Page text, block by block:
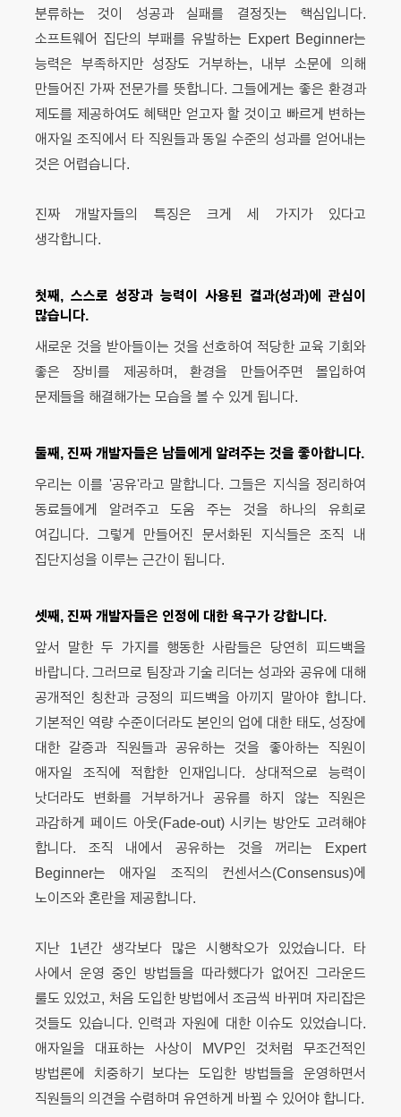
분류하는 것이 성공과 실패를 결정짓는 핵심입니다.
소프트웨어 집단의 부패를 유발하는 Expert Beginner는
능력은 부족하지만 성장도 거부하는, 내부 소문에 의해
만들어진 가짜 전문가를 뜻합니다. 그들에게는 좋은 환경과
제도를 제공하여도 혜택만 얻고자 할 것이고 빠르게 변하는
애자일 조직에서 타 직원들과 동일 수준의 성과를 얻어내는
것은 어렵습니다.
진짜 개발자들의 특징은 크게 세 가지가 있다고
생각합니다.
첫째, 스스로 성장과 능력이 사용된 결과(성과)에 관심이
많습니다.
새로운 것을 받아들이는 것을 선호하여 적당한 교육 기회와
좋은 장비를 제공하며, 환경을 만들어주면 몰입하여
문제들을 해결해가는 모습을 볼 수 있게 됩니다.
둘째, 진짜 개발자들은 남들에게 알려주는 것을 좋아합니다.
우리는 이를 '공유'라고 말합니다. 그들은 지식을 정리하여
동료들에게 알려주고 도움 주는 것을 하나의 유희로
여깁니다. 그렇게 만들어진 문서화된 지식들은 조직 내
집단지성을 이루는 근간이 됩니다.
셋째, 진짜 개발자들은 인정에 대한 욕구가 강합니다.
앞서 말한 두 가지를 행동한 사람들은 당연히 피드백을
바랍니다. 그러므로 팀장과 기술 리더는 성과와 공유에 대해
공개적인 칭찬과 긍정의 피드백을 아끼지 말아야 합니다.
기본적인 역량 수준이더라도 본인의 업에 대한 태도, 성장에
대한 갈증과 직원들과 공유하는 것을 좋아하는 직원이
애자일 조직에 적합한 인재입니다. 상대적으로 능력이
낫더라도 변화를 거부하거나 공유를 하지 않는 직원은
과감하게 페이드 아웃(Fade-out) 시키는 방안도 고려해야
합니다. 조직 내에서 공유하는 것을 꺼리는 Expert
Beginner는 애자일 조직의 컨센서스(Consensus)에
노이즈와 혼란을 제공합니다.
지난 1년간 생각보다 많은 시행착오가 있었습니다. 타
사에서 운영 중인 방법들을 따라했다가 없어진 그라운드
룰도 있었고, 처음 도입한 방법에서 조금씩 바뀌며 자리잡은
것들도 있습니다. 인력과 자원에 대한 이슈도 있었습니다.
애자일을 대표하는 사상이 MVP인 것처럼 무조건적인
방법론에 치중하기 보다는 도입한 방법들을 운영하면서
직원들의 의견을 수렴하며 유연하게 바뀔 수 있어야 합니다.